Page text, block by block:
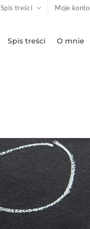
Spis treści Moje konto
Spis treści O mnie